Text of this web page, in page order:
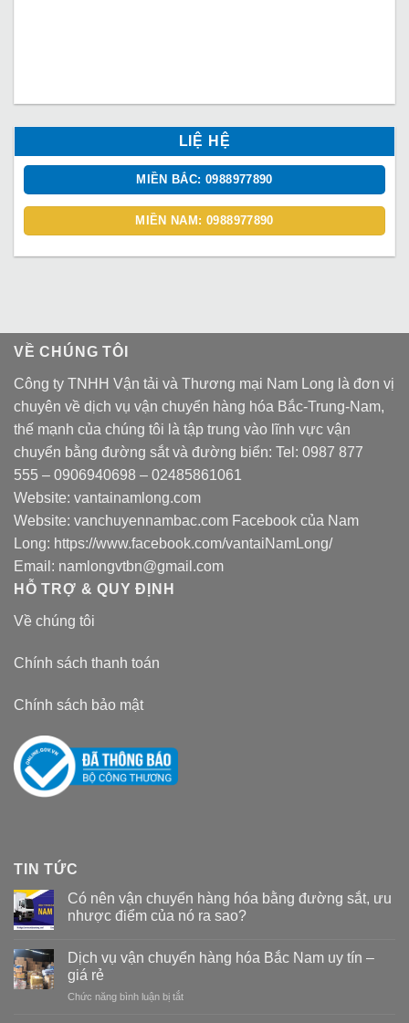
LIỆ HỆ
MIỀN BẮC: 0988977890
MIỀN NAM: 0988977890
VỀ CHÚNG TÔI
Công ty TNHH Vận tải và Thương mại Nam Long là đơn vị
chuyên về dịch vụ vận chuyển hàng hóa Bắc-Trung-Nam,
thế mạnh của chúng tôi là tập trung vào lĩnh vực vận
chuyển bằng đường sắt và đường biển: Tel: 0987 877
555 – 0906940698 – 02485861061
Website: vantainamlong.com
Website: vanchuyennambac.com Facebook của Nam
Long: https://www.facebook.com/vantaiNamLong/
Email: namlongvtbn@gmail.com
HỖ TRỢ & QUY ĐỊNH
Về chúng tôi
Chính sách thanh toán
Chính sách bảo mật
TIN TỨC
Có nên vận chuyển hàng hóa bằng đường sắt, ưu
nhược điểm của nó ra sao?
Dịch vụ vận chuyển hàng hóa Bắc Nam uy tín –
giá rẻ
Chức năng bình luận bị tắt